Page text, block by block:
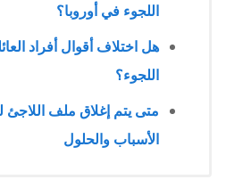
اللجوء في أوروبا؟
هل اختلاف أقوال أفراد
اللجوء؟
متى يتم إغلاق ملف
الأسباب والحلول